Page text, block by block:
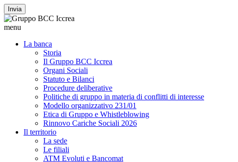
Invia
menu
La banca
Storia
Il Gruppo BCC Iccrea
Organi Sociali
Statuto e Bilanci
Procedure deliberative
Politiche di gruppo in materia di conflitti di interesse
Modello organizzativo 231/01
Etica di Gruppo e Whistleblowing
Rinnovo Cariche Sociali 2026
Il territorio
La sede
Le filiali
ATM Evoluti e Bancomat